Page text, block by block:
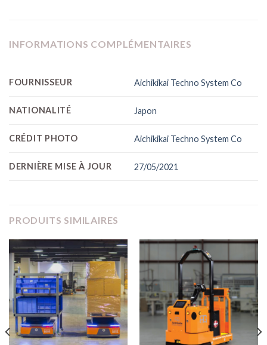
INFORMATIONS COMPLÉMENTAIRES
FOURNISSEUR Aichikikai Techno System Co
NATIONALITÉ Japon
CRÉDIT PHOTO Aichikikai Techno System Co
DERNIÈRE MISE À JOUR 27/05/2021
PRODUITS SIMILAIRES